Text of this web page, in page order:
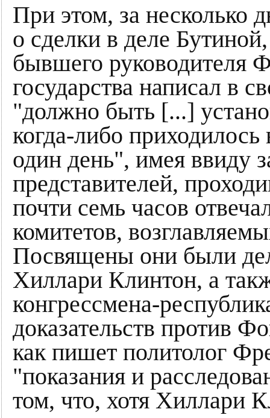
При этом, за несколько
о сделки в деле
бывшего руководителя
государства написал в
"должно быть [...]
когда-либо
один день", имея ввиду
представителей,
почти семь часов
комитетов,
Посвящены они были
Хиллари Клинтон, а
конгрессмена-
доказательств против
как пишет политолог
"показания и
том, что, хотя Хиллари